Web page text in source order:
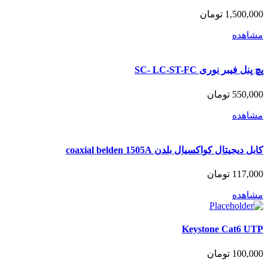
1,500,000 تومان
مشاهده
پچ پنل فیبر نوری SC- LC-ST-FC
550,000 تومان
مشاهده
کابل دیجیتال کواکسیال بلدن coaxial belden 1505A
117,000 تومان
مشاهده
Keystone Cat6 UTP
100,000 تومان